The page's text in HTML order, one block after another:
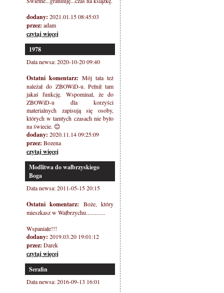
dodany: 2021.01.15 08:45:03
przez: adam
czytaj więcej
1978
Data newsa: 2020-10-20 09:40
Ostatni komentarz: Mój tata też
należał do ZBOWiD-u. Pełnił tam
jakaś funkcję. Wspominal, że do
ZBOWiD-u dla korzyści
materialnych zapisują się osoby,
których w tamtych czasach nie było
na świecie. 😊
dodany: 2020.11.14 09:25:09
przez: Bozena
czytaj więcej
Modlitwa do wałbrzyskiego
Boga
Data newsa: 2011-05-15 20:15
Ostatni komentarz: Boże, który
mieszkasz w Wałbrzychu.............
Wspaniałe!!!
dodany: 2019.03.20 19:01:12
przez: Darek
czytaj więcej
Serafin
Data newsa: 2016-09-13 16:01